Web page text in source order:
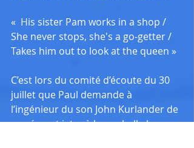
«  His sister Pam works in a shop /
She never stops, she's a go-getter /
Takes him out to look at the queen »
C’est lors du comité d’écoute du 30
juillet que Paul demande à
l’ingénieur du son John Kurlander de
carrément jeter à la poubelle la